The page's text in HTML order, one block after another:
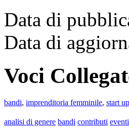
Data di
Data di
Voci
bandi, imprenditoria femminile, start up
analisi di genere bandi contributi eventi